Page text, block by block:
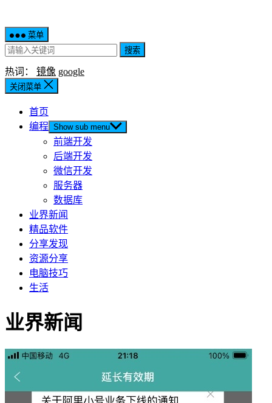
菜单
搜索
热词： 镜像 google
关闭菜单
首页
编程 Show sub menu
前端开发
后端开发
微信开发
服务器
数据库
业界新闻
精品软件
分享发现
资源分享
电脑技巧
生活
业界新闻